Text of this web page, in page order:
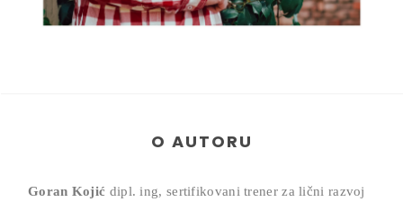
O AUTORU
Goran Kojić dipl. ing, sertifikovani trener za lični razvoj